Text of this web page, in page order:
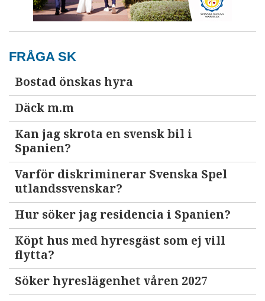
FRÅGA SK
Bostad önskas hyra
Däck m.m
Kan jag skrota en svensk bil i
Spanien?
Varför diskriminerar Svenska Spel
utlandssvenskar?
Hur söker jag residencia i Spanien?
Köpt hus med hyresgäst som ej vill
flytta?
Söker hyreslägenhet våren 2027